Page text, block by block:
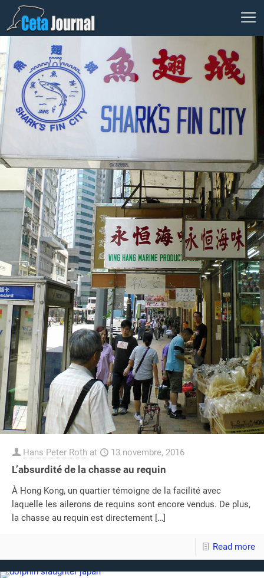
Hans Peter Roth at 13 novembre, 2016
L’absurdité de la chasse au requin
À Hong Kong, un quartier témoigne de la facilité avec
laquelle les ailerons de requins sont encore vendus. De plus,
la chasse au requin est directement […]
Read more